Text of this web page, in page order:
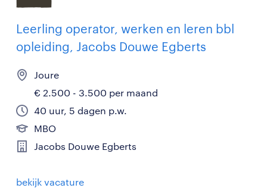
Leerling operator, werken en leren bbl
opleiding, Jacobs Douwe Egberts
Joure
€ 2.500 - 3.500 per maand
40 uur, 5 dagen p.w.
MBO
Jacobs Douwe Egberts
bekijk vacature